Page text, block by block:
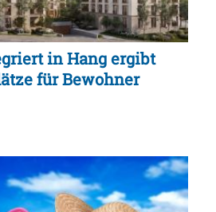
in Hang ergibt
für Bewohner